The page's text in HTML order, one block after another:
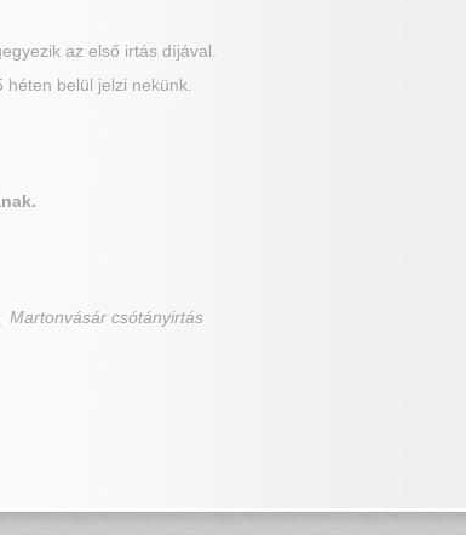
az első irtás díjával.
belül jelzi nekünk.
Martonvásár csótányirtás